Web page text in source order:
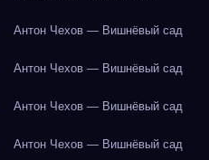
Антон Чехов — Вишнёвый сад
Антон Чехов — Вишнёвый сад
Антон Чехов — Вишнёвый сад
Антон Чехов — Вишнёвый сад